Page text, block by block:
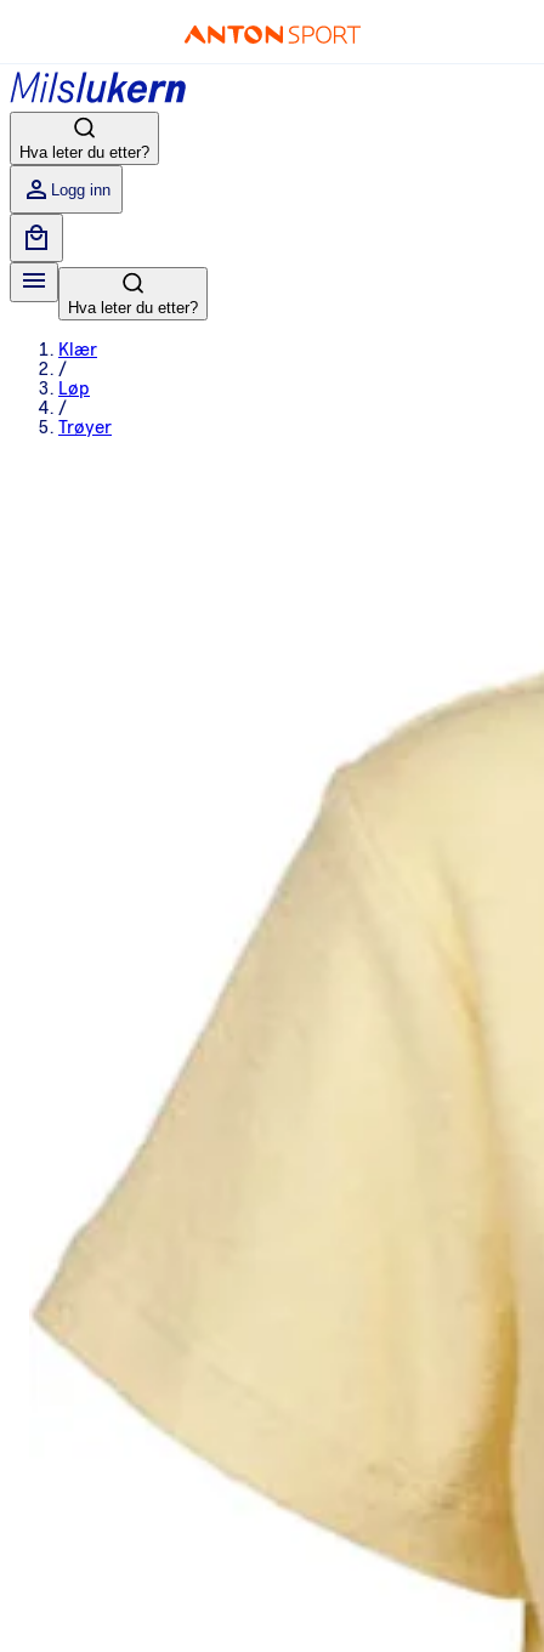
Hva leter du etter?
Logg inn
Hva leter du etter?
Klær
/
Løp
/
Trøyer